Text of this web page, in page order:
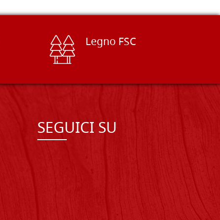
Legno FSC
SEGUICI SU